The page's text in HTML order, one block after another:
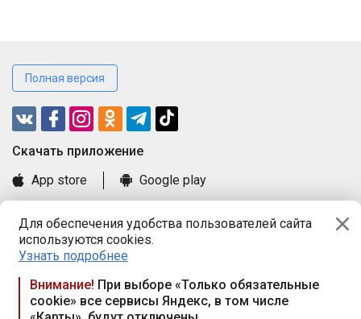
Для обеспечения удобства пользователей сайта
используются cookies.
Узнать подробнее
Внимание! При выборе «Только обязательные
cookie» все сервисы Яндекс, в том числе
Полная версия
Cкачать приложение
App store
Google play
Книга замечаний и предложений
Правила и документы
Praca.by © 2000—2026, ООО «ПРАЦА БАЙ»
Республика Беларусь, 220114, г. Минск, пр-т Независимости
117а, пом. № 9.